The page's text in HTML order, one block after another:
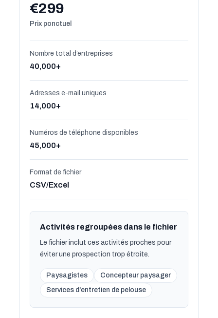
€299
Prix ponctuel
Nombre total d’entreprises
40,000+
Adresses e-mail uniques
14,000+
Numéros de téléphone disponibles
45,000+
Format de fichier
CSV/Excel
Activités regroupées dans le fichier
Le fichier inclut ces activités proches pour
éviter une prospection trop étroite.
Paysagistes
Concepteur paysager
Services d'entretien de pelouse